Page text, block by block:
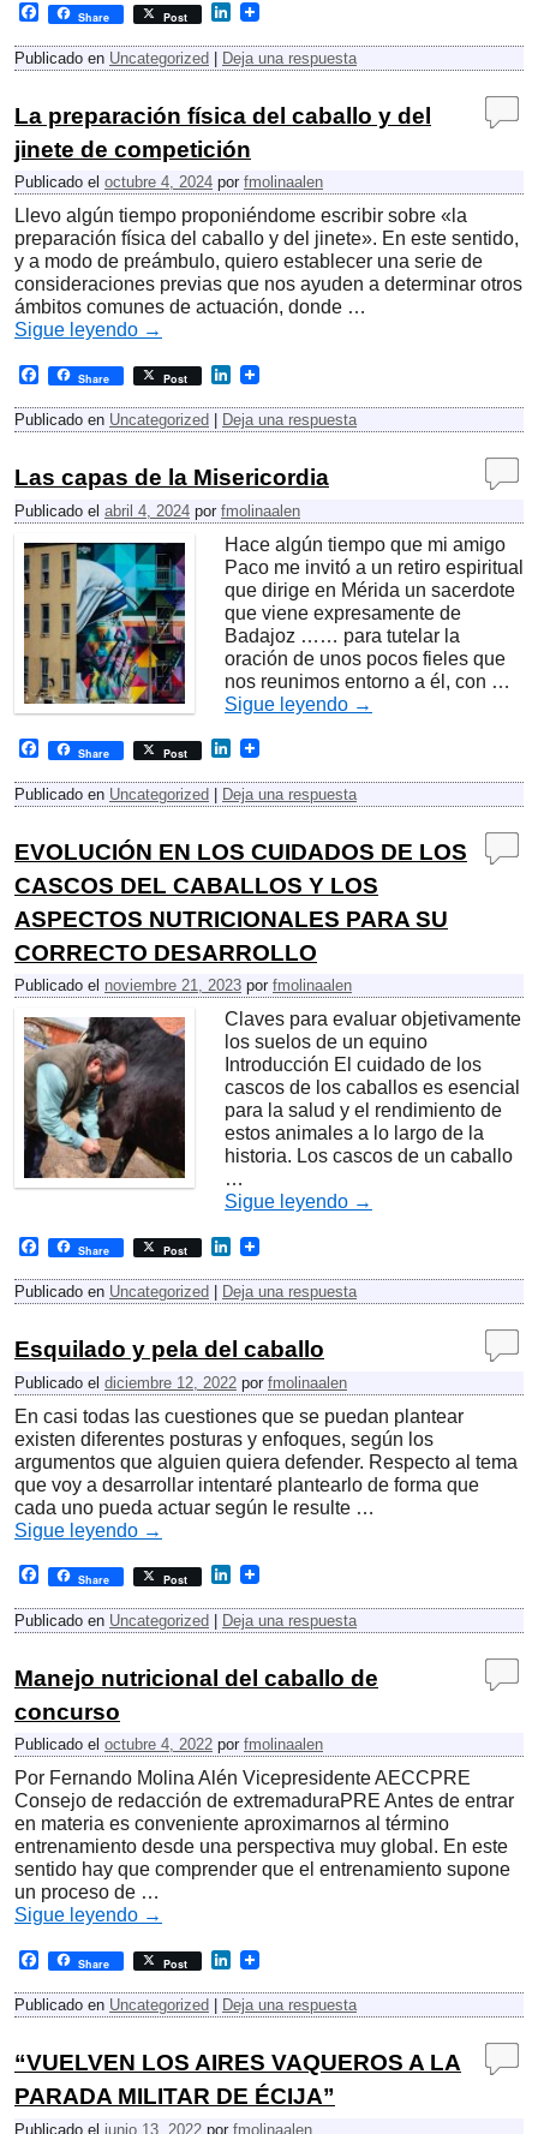
F
a
c
e
o
k
Share Post
L
n
k
d
I
n
Publicado en Uncategorized Deja una respuesta
La preparación física del caballo y del
jinete de competición
Publicado el octubre 4, 2024 por fmolinaalen
Llevo algún tiempo proponiéndome escribir sobre «la
preparación física del caballo y del jinete». En este sentido,
y a modo de preámbulo, quiero establecer una serie de
consideraciones previas que nos ayuden a determinar otros
ámbitos comunes de actuación, donde …
Sigue leyendo →
F
c
e
o
o
k
Share Post
L
n
k
d
I
n
Publicado en Uncategorized Deja una respuesta
Las capas de la Misericordia
Publicado el abril 4, 2024 por fmolinaalen
Hace algún tiempo que mi amigo
Paco me invitó a un retiro espiritual
que dirige en Mérida un sacerdote
que viene expresamente de
Badajoz …… para tutelar la
oración de unos pocos fieles que
nos reunimos entorno a él, con …
Sigue leyendo →
F
a
c
e
o
o
k
Share Post
L
n
k
d
I
n
Publicado en Uncategorized Deja una respuesta
EVOLUCIÓN EN LOS CUIDADOS DE LOS
CASCOS DEL CABALLOS Y LOS
ASPECTOS NUTRICIONALES PARA SU
CORRECTO DESARROLLO
Publicado el noviembre 21, 2023 por fmolinaalen
Claves para evaluar objetivamente
los suelos de un equino
Introducción El cuidado de los
cascos de los caballos es esencial
para la salud y el rendimiento de
estos animales a lo largo de la
historia. Los cascos de un caballo
…
Sigue leyendo →
F
c
e
o
o
k
Share Post
L
n
k
d
I
n
Publicado en Uncategorized Deja una respuesta
Esquilado y pela del caballo
Publicado el diciembre 12, 2022 por fmolinaalen
En casi todas las cuestiones que se puedan plantear
existen diferentes posturas y enfoques, según los
argumentos que alguien quiera defender. Respecto al tema
que voy a desarrollar intentaré plantearlo de forma que
cada uno pueda actuar según le resulte …
Sigue leyendo →
F
a
c
e
o
o
k
Share Post
L
n
k
d
I
Publicado en Uncategorized Deja una respuesta
Manejo nutricional del caballo de
concurso
Publicado el octubre 4, 2022 por fmolinaalen
Por Fernando Molina Alén Vicepresidente AECCPRE
Consejo de redacción de extremaduraPRE Antes de entrar
en materia es conveniente aproximarnos al término
entrenamiento desde una perspectiva muy global. En este
sentido hay que comprender que el entrenamiento supone
un proceso de …
Sigue leyendo →
F
c
e
o
o
k
Share Post
L
n
k
d
I
n
Publicado en Uncategorized Deja una respuesta
“VUELVEN LOS AIRES VAQUEROS A LA
PARADA MILITAR DE ÉCIJA”
Publicado el junio 13, 2022 por fmolinaalen